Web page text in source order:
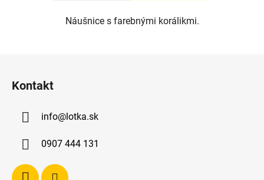
Náušnice s farebnými korálikmi.
Kontakt
info@lotka.sk
0907 444 131